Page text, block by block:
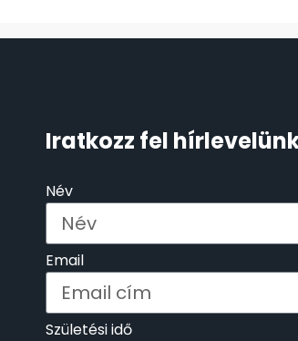
Iratkozz fel
Név
Email
Születési idő
PULSAR
SANTA BARBARA
SECTOR